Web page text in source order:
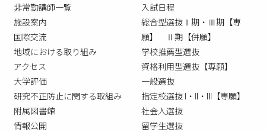
非常勤講師一覧
施設案内
国際交流
地域における取り組み
アクセス
大学評価
研究不正防止に関する取組み
附属図書館
情報公開
入試日程
総合型選抜Ⅰ期・Ⅲ期【専
願】 Ⅱ期【併願】
学校推薦型選抜
資格利用型選抜【専願】
一般選抜
指定校選抜 I・II・III【専願】
社会人選抜
留学生選抜